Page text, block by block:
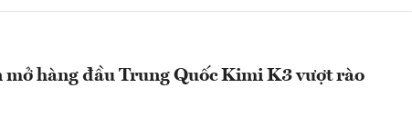
hàng đầu Trung Quốc Kimi K3 vượt rào